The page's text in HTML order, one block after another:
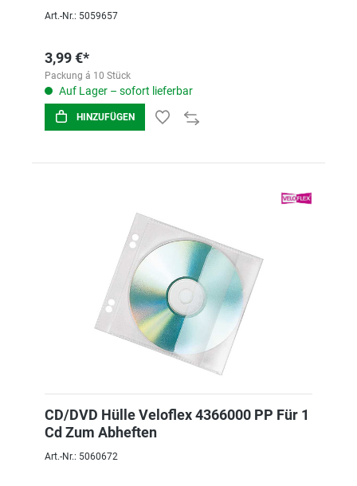
Art.-Nr.: 5059657
3,99 €*
Packung á 10 Stück
Auf Lager – sofort lieferbar
HINZUFÜGEN
CD/DVD Hülle Veloflex 4366000 PP Für 1
Cd Zum Abheften
Art.-Nr.: 5060672